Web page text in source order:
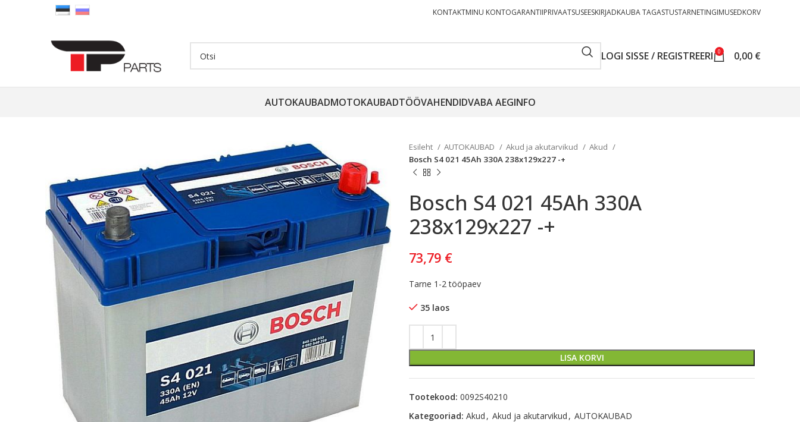
KONTAKTMINU KONTOGARANTIIPRIVAATSUSEESKIRJADKAUBA TAGASTUSTARNETINGIMUSEDKORV
LOGI SISSE / REGISTREERI 0 0,00 €
AUTOKAUBADMOTOKAUBADTÖÖVAHENDIDVABA AEGINFO
Esileht AUTOKAUBAD Akud ja akutarvikud
Akud
Bosch S4 021 45Ah 330A 238x129x227 -+
Bosch S4 021 45Ah 330A
238x129x227 -+
73,79 €
Tarne 1-2 tööpaev
35 laos
LISA KORVI
Tootekood: 0092S40210
Kategooriad: Akud , Akud ja akutarvikud , AUTOKAUBAD